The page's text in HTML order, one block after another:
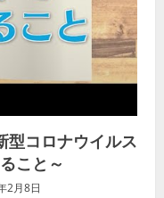
型コロナウイルス
こと～
2月8日